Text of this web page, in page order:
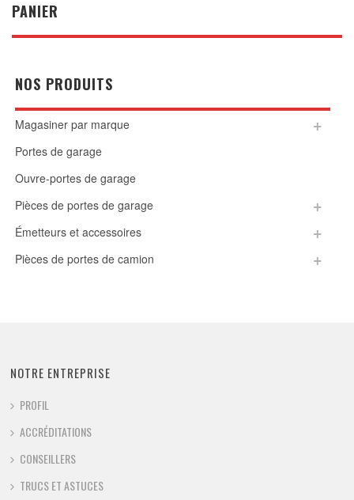
PANIER
NOS PRODUITS
Magasiner par marque
Portes de garage
Ouvre-portes de garage
Pièces de portes de garage
Émetteurs et accessoires
Pièces de portes de camion
NOTRE ENTREPRISE
PROFIL
ACCRÉDITATIONS
CONSEILLERS
TRUCS ET ASTUCES